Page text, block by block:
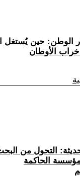
الوطن: حين
خراب الأوطان
التحول من
الحاكمة